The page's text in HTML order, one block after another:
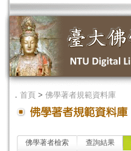
． 首頁 > 佛學著者規範資料庫
佛學著者檢索 查詢結果